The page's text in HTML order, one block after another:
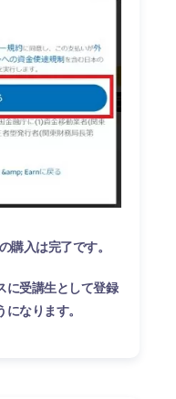
購入は完了です。
に受講生として登録
なります。